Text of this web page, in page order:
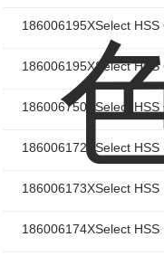
186006195XSelect
186006195XSelect
186006750XSelect
186006172XSelect
186006173XSelect
186006174XSelect